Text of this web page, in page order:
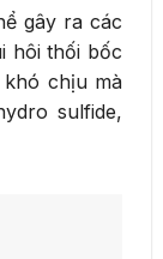
gây ra các
hôi thối bốc
chịu mà
sulfide,